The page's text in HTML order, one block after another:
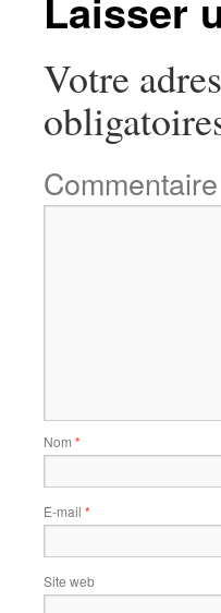
Votre
Commentaire
Nom *
E-mail *
Site web